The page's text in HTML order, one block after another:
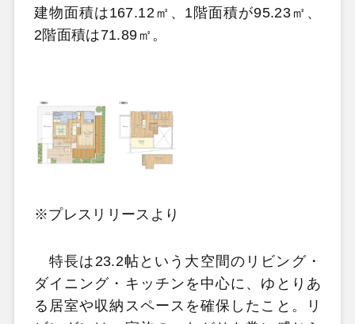
建物面積は167.12㎡、1階面積が95.23㎡、
2階面積は71.89㎡。
※プレスリリースより
特長は23.2帖という大空間のリビング・
ダイニング・キッチンを中心に、ゆとりあ
る居室や収納スペースを確保したこと。リ